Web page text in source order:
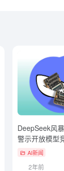
DeepSeek风
警示开放模型
AI价值观版图
AI新闻
2年前